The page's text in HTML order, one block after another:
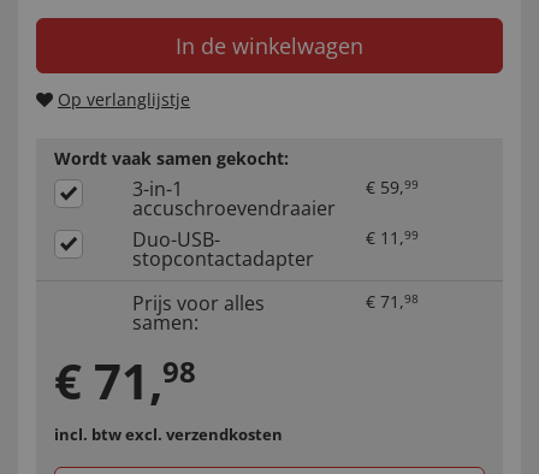
In de winkelwagen
Op verlanglijstje
Wordt vaak samen gekocht:
3-in-1
accuschroevendraaier
€ 59,99
Duo-USB-
stopcontactadapter
€ 11 ,99
Prijs voor alles
samen:
€ 71 ,98
€ 71,98
incl. btwexcl. verzendkosten